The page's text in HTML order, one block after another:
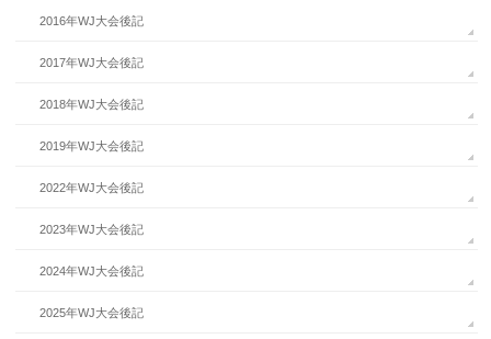
2016年WJ大会後記
2017年WJ大会後記
2018年WJ大会後記
2019年WJ大会後記
2022年WJ大会後記
2023年WJ大会後記
2024年WJ大会後記
2025年WJ大会後記